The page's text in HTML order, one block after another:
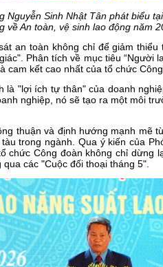
Nguyễn Sinh Nhật Tân phát biểu
về An toàn, vệ sinh lao động năm
an toàn không chỉ để giảm
Phân tích về mục tiêu “Người
cam kết cao nhất của tổ chức Công
là "lợi ích tự thân" của doanh
nghiệp, nó sẽ tạo ra một môi
thuận và định hướng mạnh mẽ
trong ngành. Qua ý kiến của
chức Công đoàn không chỉ dừng
các "Cuộc đối thoại tháng 5".